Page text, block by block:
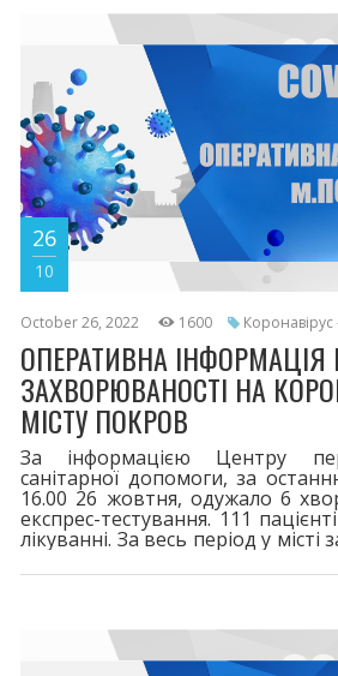
26
10
October 26, 2022 1600 Коронавірус
ОПЕРАТИВНА
ЗАХВОРЮВАНОСТІ НА
МІСТУ ПОКРОВ
За інформацією Центру
санітарної допомоги, за
16.00 26 жовтня, одужало 6
експрес-тестування. 111
лікуванні. За весь період у
вірус забрав. Двома дозами
телефонуйте сімейному
Дотримуйтесь профілактичних